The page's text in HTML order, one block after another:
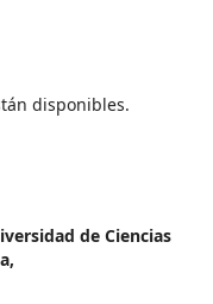
disponibles.
de Ciencias